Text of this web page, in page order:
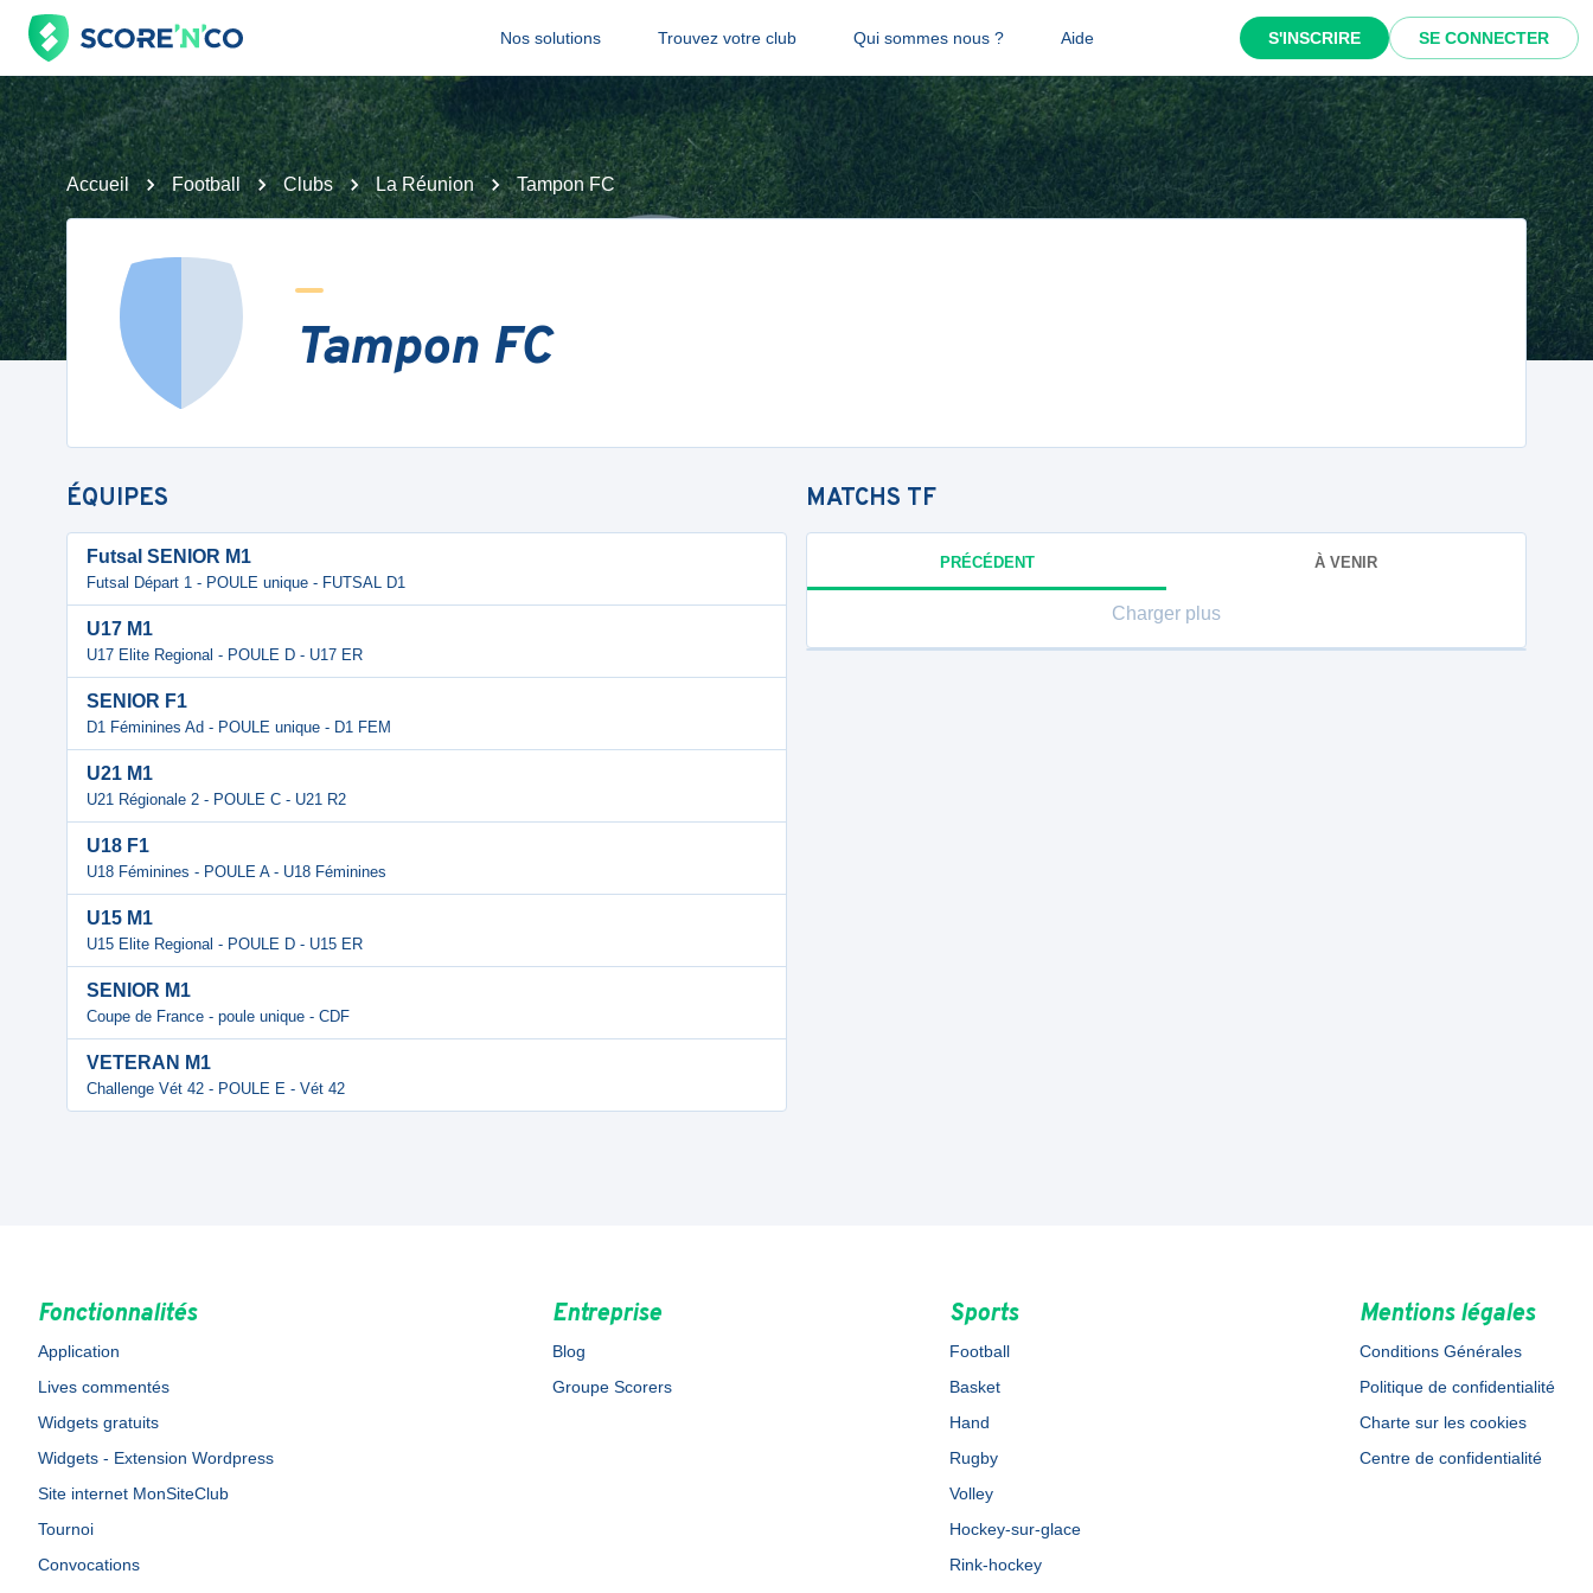
Nos solutions Trouvez votre club Qui sommes nous ? Aide S'INSCRIRE SE CONNECTER
Accueil Football Clubs La Réunion Tampon FC
Tampon FC
ÉQUIPES
Futsal SENIOR M1
Futsal Départ 1 - POULE unique - FUTSAL D1
U17 M1
U17 Elite Regional - POULE D - U17 ER
SENIOR F1
D1 Féminines Ad - POULE unique - D1 FEM
U21 M1
U21 Régionale 2 - POULE C - U21 R2
U18 F1
U18 Féminines - POULE A - U18 Féminines
U15 M1
U15 Elite Regional - POULE D - U15 ER
SENIOR M1
Coupe de France - poule unique - CDF
VETERAN M1
Challenge Vét 42 - POULE E - Vét 42
MATCHS TF
PRÉCÉDENT À VENIR
Charger plus
Fonctionnalités
Application
Lives commentés
Widgets gratuits
Widgets - Extension Wordpress
Site internet MonSiteClub
Tournoi
Convocations
Entreprise
Blog
Groupe Scorers
Sports
Football
Basket
Hand
Rugby
Volley
Hockey-sur-glace
Rink-hockey
Mentions légales
Conditions Générales
Politique de confidentialité
Charte sur les cookies
Centre de confidentialité